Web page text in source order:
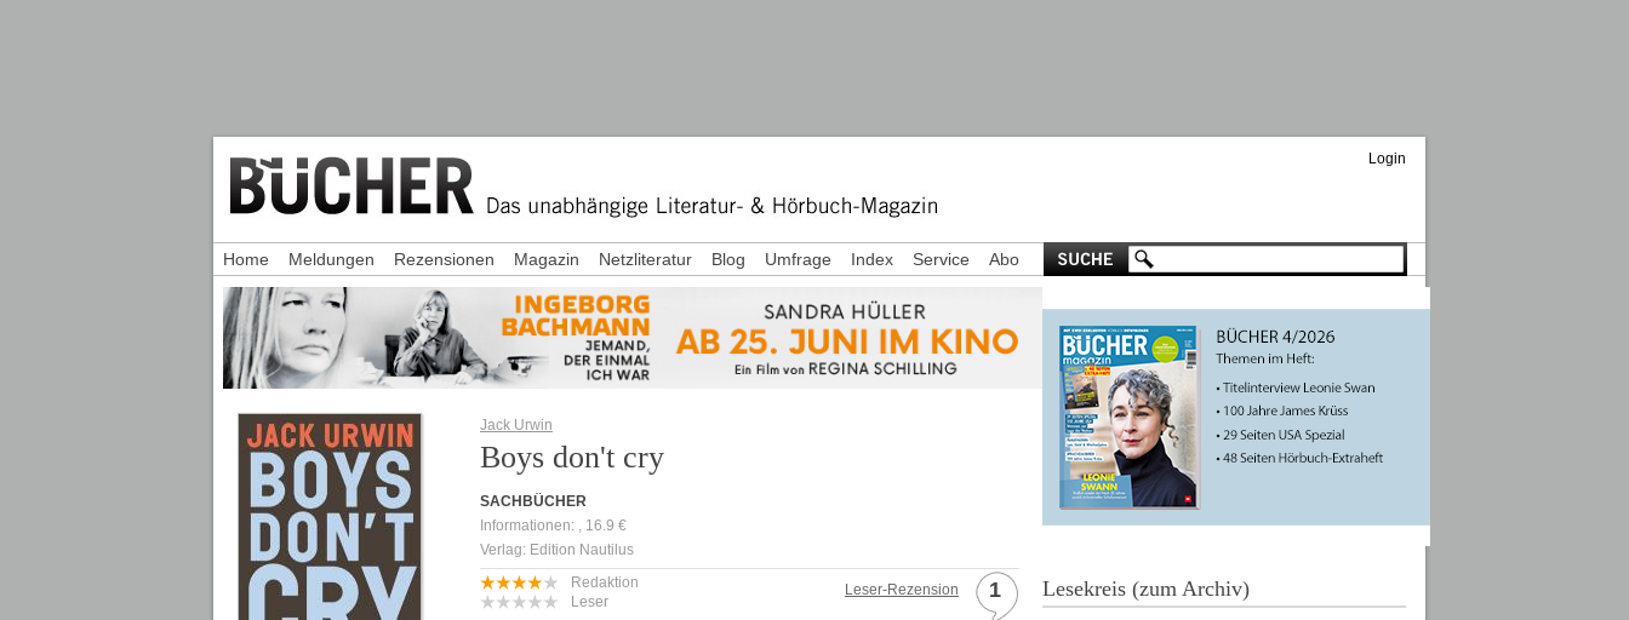
Login
Jack Urwin
Boys don't cry
SACHBÜCHER
Informationen: , 16.9 €
Verlag: Edition Nautilus
Leser-Rezension 1
Redaktion
Leser
Home Meldungen Rezensionen Magazin Netzliteratur Blog Umfrage Index Service Abo
Lesekreis (zum Archiv)